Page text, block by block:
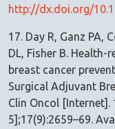
http://dx.doi.org/
17. Day R, Ganz PA,
DL, Fisher B.
breast cancer
Surgical Adjuvant
Clin Oncol [Internet].
5];17(9):2659–69.